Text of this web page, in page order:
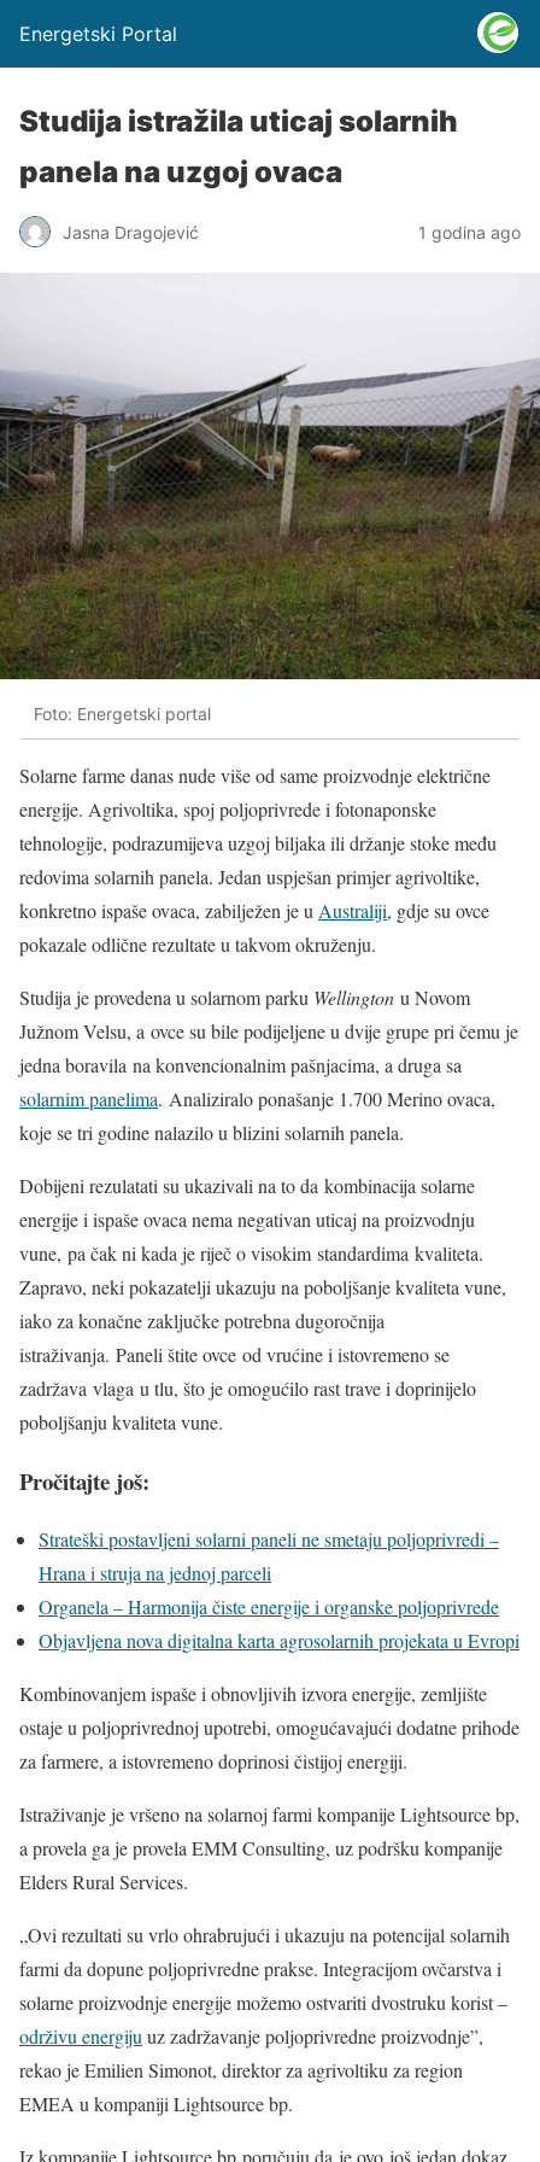
Energetski Portal
Studija istražila uticaj solarnih
panela na uzgoj ovaca
Jasna Dragojević 1 godina ago
Foto: Energetski portal
Solarne farme danas nude više od same proizvodnje električne
energije. Agrivoltika, spoj poljoprivrede i fotonaponske
tehnologije, podrazumijeva uzgoj biljaka ili držanje stoke među
redovima solarnih panela. Jedan uspješan primjer agrivoltike,
konkretno ispaše ovaca, zabilježen je u Australiji, gdje su ovce
pokazale odlične rezultate u takvom okruženju.
Studija je provedena u solarnom parku Wellington u Novom
Južnom Velsu, a ovce su bile podijeljene u dvije grupe pri čemu je
jedna boravila na konvencionalnim pašnjacima, a druga sa
solarnim panelima. Analiziralo ponašanje 1.700 Merino ovaca,
koje se tri godine nalazilo u blizini solarnih panela.
Dobijeni rezulatati su ukazivali na to da kombinacija solarne
energije i ispaše ovaca nema negativan uticaj na proizvodnju
vune, pa čak ni kada je riječ o visokim standardima kvaliteta.
Zapravo, neki pokazatelji ukazuju na poboljšanje kvaliteta vune,
iako za konačne zaključke potrebna dugoročnija
istraživanja. Paneli štite ovce od vrućine i istovremeno se
zadržava vlaga u tlu, što je omogućilo rast trave i doprinijelo
poboljšanju kvaliteta vune.
Pročitajte još:
Strateški postavljeni solarni paneli ne smetaju poljoprivredi –
Hrana i struja na jednoj parceli
Organela – Harmonija čiste energije i organske poljoprivrede
Objavljena nova digitalna karta agrosolarnih projekata u Evropi
Kombinovanjem ispaše i obnovljivih izvora energije, zemljište
ostaje u poljoprivrednoj upotrebi, omogućavajući dodatne prihode
za farmere, a istovremeno doprinosi čistijoj energiji.
Istraživanje je vršeno na solarnoj farmi kompanije Lightsource bp,
a provela ga je provela EMM Consulting, uz podršku kompanije
Elders Rural Services.
„Ovi rezultati su vrlo ohrabrujući i ukazuju na potencijal solarnih
farmi da dopune poljoprivredne prakse. Integracijom ovčarstva i
solarne proizvodnje energije možemo ostvariti dvostruku korist –
održivu energijuuz zadržavanje poljoprivredne proizvodnje”,
rekao je Emilien Simonot, direktor za agrivoltiku za region
EMEA u kompaniji Lightsource bp.